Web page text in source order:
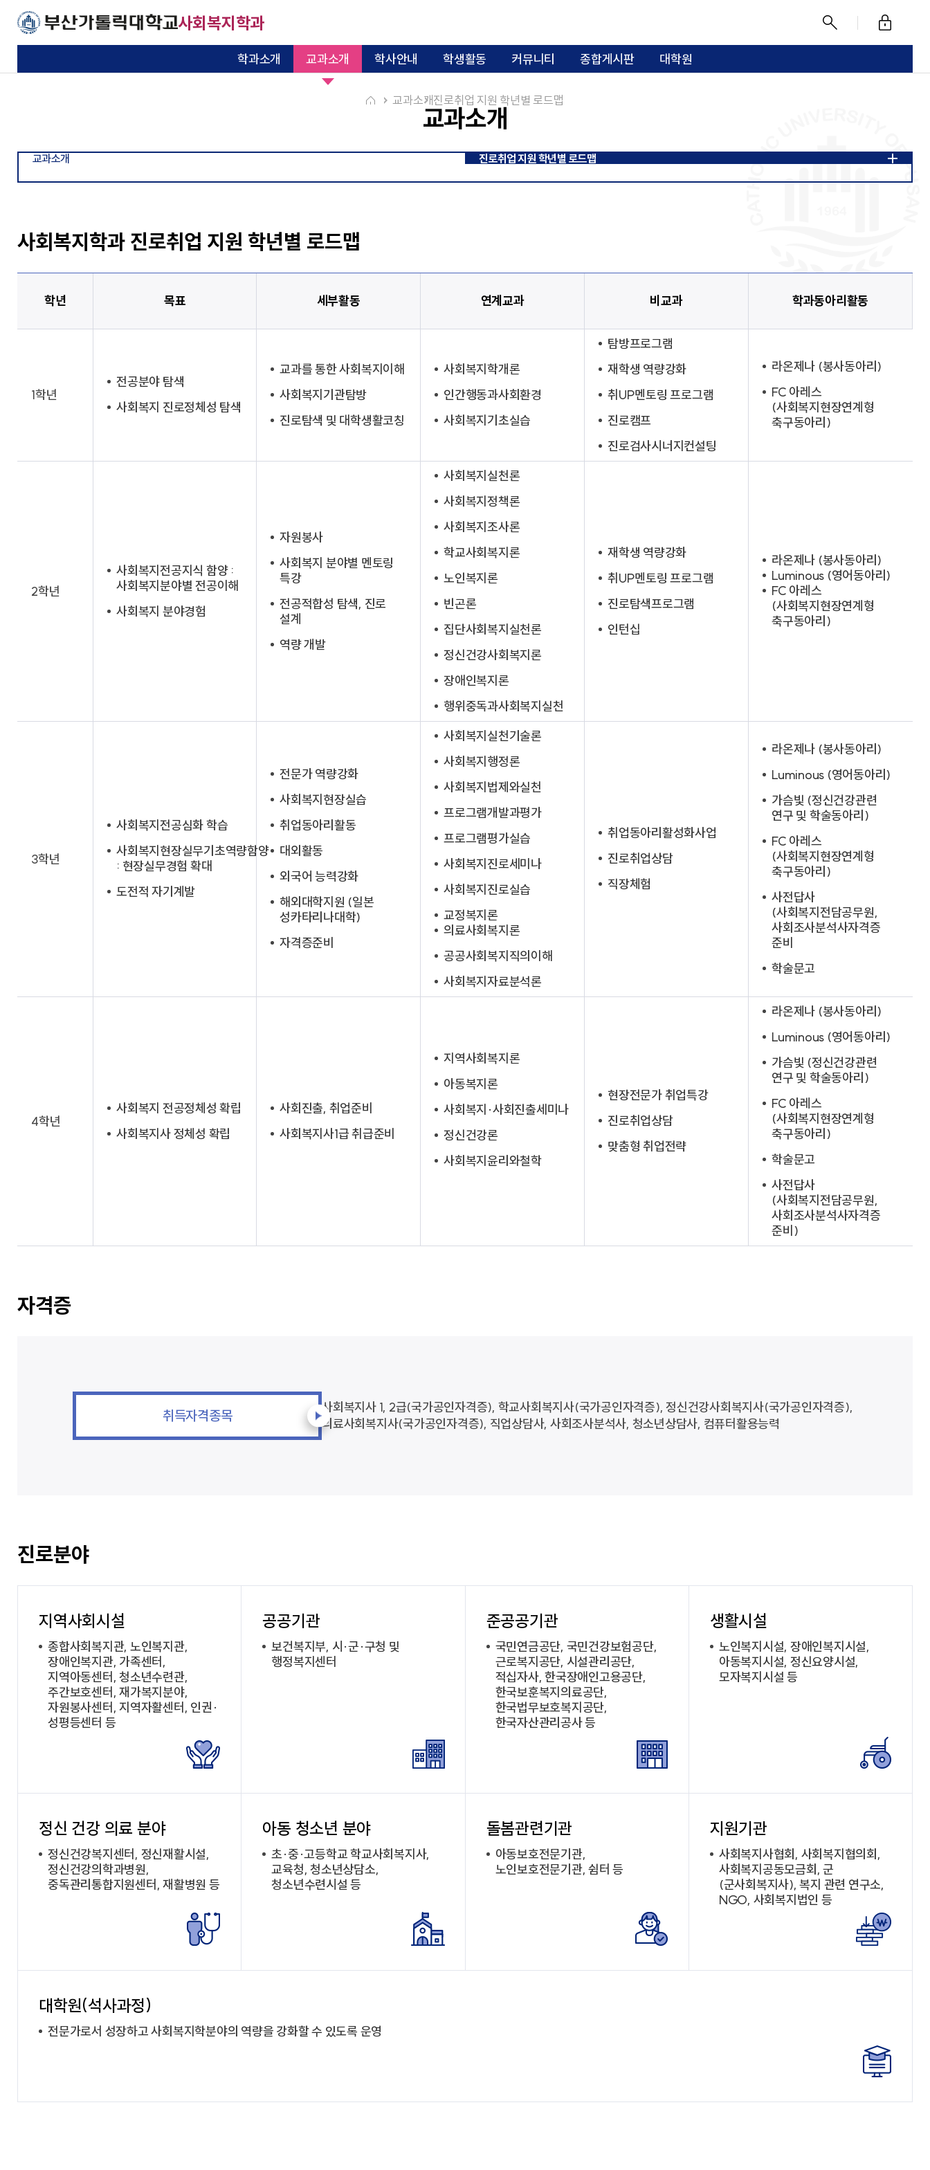
사회복지학과
찾
기
로
그
학과소개
부산가톨릭대학교
진로와 취업
교과소개
부산가톨릭대학교
전공역량 교과체계도 모듈형 교과과정
학사안내
부산가톨릭대학교
학생활동
부산가톨릭대학교
커뮤니티
부산가톨릭대학교
종합게시판
부산가톨릭대학교
대학원
부산가톨릭대학교
일반대학원
대학원소개 교과소개
교과소개
교과소개진로취업 지원 학년별 로드맵
교과소개 진로취업 지원 학년별 로드맵
사회복지학과 진로취업 지원 학년별 로드맵
학년 목표 세부활동 연계교과 비교과 학과동아리활동
1학년
전공분야 탐색
사회복지 진로정체성 탐색
교과를 통한 사회복지이해
사회복지기관탐방
진로탐색 및 대학생활코칭
사회복지학개론
인간행동과사회환경
사회복지기초실습
탐방프로그램
재학생 역량강화
취UP멘토링 프로그램
진로캠프
진로검사시너지컨설팅
라온제나 (봉사동아리)
FC 아레스
(사회복지현장연계형
축구동아리)
2학년
사회복지전공지식 함양 :
사회복지분야별 전공이해
사회복지 분야경험
자원봉사
사회복지 분야별 멘토링
특강
전공적합성 탐색, 진로
설계
역량 개발
사회복지실천론
사회복지정책론
사회복지조사론
학교사회복지론
노인복지론
빈곤론
집단사회복지실천론
정신건강사회복지론
장애인복지론
행위중독과사회복지실천
재학생 역량강화
취UP멘토링 프로그램
진로탐색프로그램
인턴십
라온제나 (봉사동아리)
Luminous (영어동아리)
FC 아레스
(사회복지현장연계형
축구동아리)
3학년
사회복지전공심화 학습
사회복지현장실무기초역량함양
: 현장실무경험 확대
도전적 자기계발
전문가 역량강화
사회복지현장실습
취업동아리활동
대외활동
외국어 능력강화
해외대학지원 (일본
성카타리나대학)
자격증준비
사회복지실천기술론
사회복지행정론
사회복지법제와실천
프로그램개발과평가
프로그램평가실습
사회복지진로세미나
사회복지진로실습
교정복지론
의료사회복지론
공공사회복지직의이해
사회복지자료분석론
취업동아리활성화사업
진로취업상담
직장체험
라온제나 (봉사동아리)
Luminous (영어동아리)
가슴빛 (정신건강관련
연구 및 학술동아리)
FC 아레스
(사회복지현장연계형
축구동아리)
사전답사
(사회복지전담공무원,
사회조사분석사자격증
준비
학술문고
4학년
사회복지 전공정체성 확립
사회복지사 정체성 확립
사회진출, 취업준비
사회복지사1급 취급준비
지역사회복지론
아동복지론
사회복지·사회진출세미나
정신건강론
사회복지윤리와철학
현장전문가 취업특강
진로취업상담
맞춤형 취업전략
라온제나 (봉사동아리)
Luminous (영어동아리)
가슴빛 (정신건강관련
연구 및 학술동아리)
FC 아레스
(사회복지현장연계형
축구동아리)
학술문고
사전답사
(사회복지전담공무원,
사회조사분석사자격증
준비)
자격증
취득자격종목
사회복지사 1, 2급(국가공인자격증), 학교사회복지사(국가공인자격증), 정신건강사회복지사(국가공인자격증),
의료사회복지사(국가공인자격증), 직업상담사, 사회조사분석사, 청소년상담사, 컴퓨터활용능력
진로분야
지역사회시설
종합사회복지관, 노인복지관,
장애인복지관, 가족센터,
지역아동센터, 청소년수련관,
주간보호센터, 재가복지분야,
자원봉사센터, 지역자활센터, 인권·
성평등센터 등
공공기관
보건복지부, 시·군·구청 및
행정복지센터
준공공기관
국민연금공단, 국민건강보험공단,
근로복지공단, 시설관리공단,
적십자사, 한국장애인고용공단,
한국보훈복지의료공단,
한국법무보호복지공단,
한국자산관리공사 등
생활시설
노인복지시설, 장애인복지시설,
아동복지시설, 정신요양시설,
모자복지시설 등
정신 건강 의료 분야
정신건강복지센터, 정신재활시설,
정신건강의학과병원,
중독관리통합지원센터, 재활병원 등
아동 청소년 분야
초·중·고등학교 학교사회복지사,
교육청, 청소년상담소,
청소년수련시설 등
돌봄관련기관
아동보호전문기관,
노인보호전문기관, 쉼터 등
지원기관
사회복지사협회, 사회복지협의회,
사회복지공동모금회, 군
(군사회복지사), 복지 관련 연구소,
NGO, 사회복지법인 등
대학원(석사과정)
전문가로서 성장하고 사회복지학분야의 역량을 강화할 수 있도록 운영